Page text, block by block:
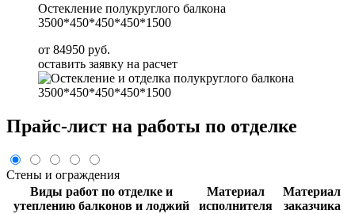
Остекление полукруглого балкона
3500*450*450*450*1500
от 84950 руб.
оставить заявку на расчет
Прайс-лист на работы по отделке
Стены и ограждения
Виды работ по отделке и
утеплению балконов и лоджий
Материал
исполнителя
Материал
заказчика